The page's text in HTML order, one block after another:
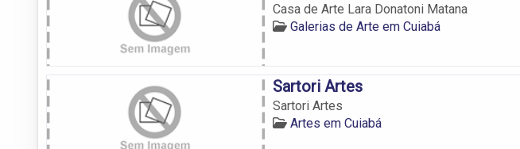
Casa de Arte Lara Donatoni Matana
Galerias de Arte em Cuiabá
Sartori Artes
Sartori Artes
Artes em Cuiabá